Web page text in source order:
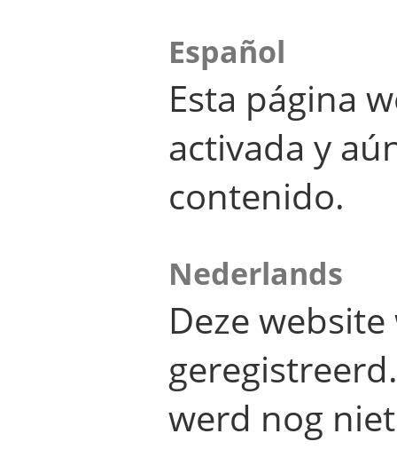
Español
Esta página
activada y
contenido.
Nederlands
Deze
werd nog